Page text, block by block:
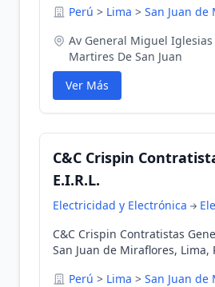
Perú > Lima > San Juan de
Av General Miguel Iglesias
Martires De San Juan
Ver Más
C&C Crispin
E.I.R.L.
Electricidad y Electrónica
C&C Crispin Contratistas
San Juan de Miraflores, Lima,
Perú > Lima > San Juan de